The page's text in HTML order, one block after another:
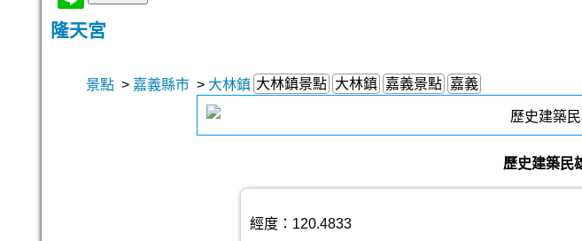
隆天宮
景點 > 嘉義縣市 > 大林鎮 大林鎮景點 大林鎮 嘉義景點 嘉義
歷史建築民
經度：120.4833